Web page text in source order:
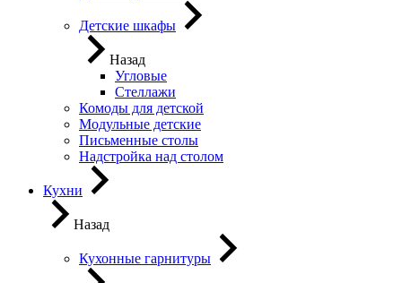
Детские шкафы
Назад
Угловые
Стеллажи
Комоды для детской
Модульные детские
Письменные столы
Надстройка над столом
Кухни
Назад
Кухонные гарнитуры